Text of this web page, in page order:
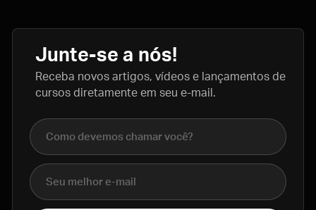
Junte-se a nós!
Receba novos artigos, vídeos e lançamentos de
cursos diretamente em seu e-mail.
Nome completo
E-mail